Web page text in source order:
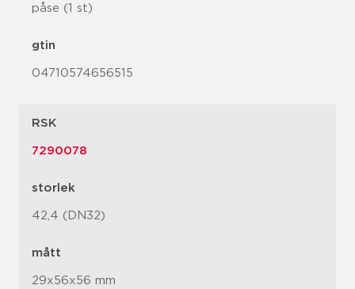
påse (1 st)
gtin
04710574656515
RSK
7290078
storlek
42,4 (DN32)
mått
29x56x56 mm